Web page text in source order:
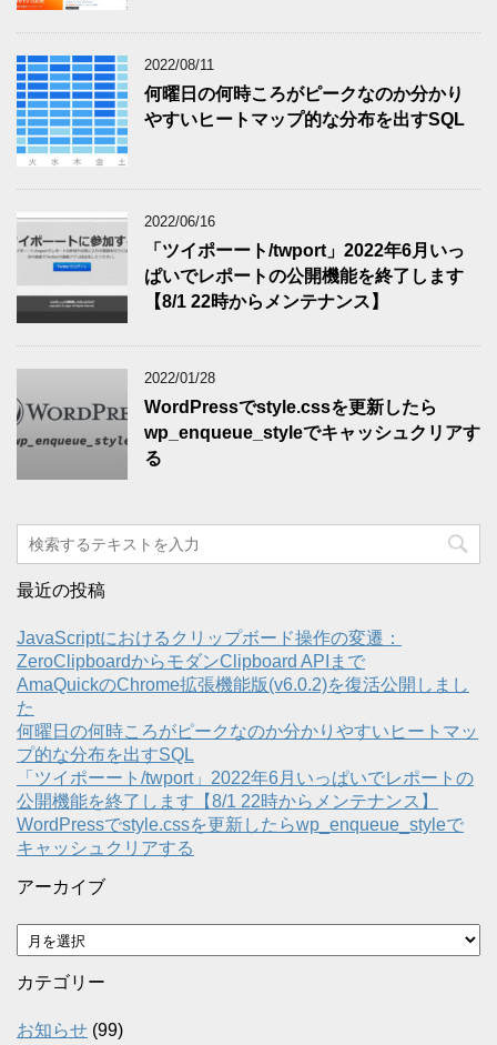
2022/08/11
何曜日の何時ころがピークなのか分かり
やすいヒートマップ的な分布を出すSQL
2022/06/16
「ツイポーート/twport」2022年6月いっ
ぱいでレポートの公開機能を終了します
【8/1 22時からメンテナンス】
2022/01/28
WordPressでstyle.cssを更新したら
wp_enqueue_styleでキャッシュクリアす
る
最近の投稿
JavaScriptにおけるクリップボード操作の変遷：
ZeroClipboardからモダンClipboard APIまで
AmaQuickのChrome拡張機能版(v6.0.2)を復活公開しまし
た
何曜日の何時ころがピークなのか分かりやすいヒートマッ
プ的な分布を出すSQL
「ツイポーート/twport」2022年6月いっぱいでレポートの
公開機能を終了します【8/1 22時からメンテナンス】
WordPressでstyle.cssを更新したらwp_enqueue_styleで
キャッシュクリアする
アーカイブ
ア
ー
カ
ブ
カテゴリー
お知らせ (99)